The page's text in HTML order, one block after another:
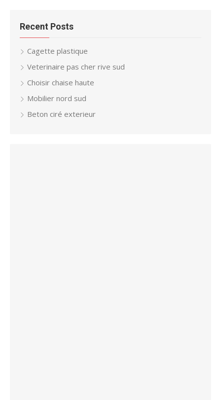
Recent Posts
Cagette plastique
Veterinaire pas cher rive sud
Choisir chaise haute
Mobilier nord sud
Beton ciré exterieur